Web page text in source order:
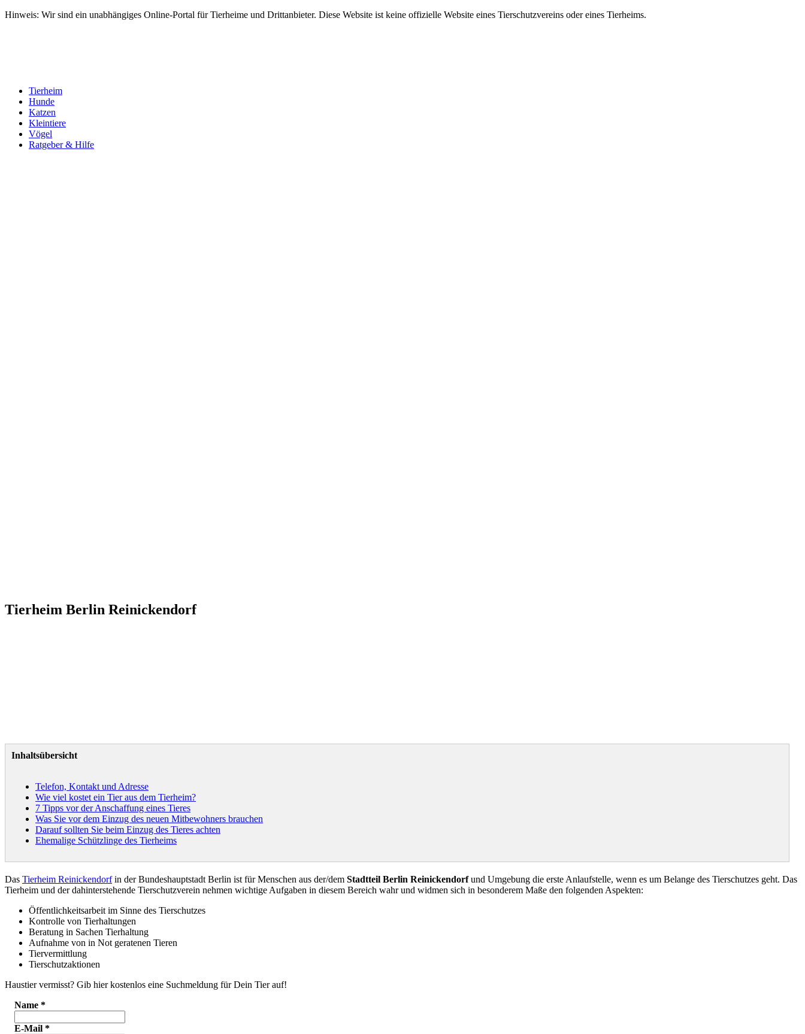
Hinweis: Wir sind ein unabhängiges Online-Portal für Tierheime und Drittanbieter. Diese Website ist keine offizielle Website eines Tierschutzvereins oder eines Tierheims.
Tierheim
Hunde
Katzen
Kleintiere
Vögel
Ratgeber & Hilfe
Tierheim Berlin Reinickendorf
Inhaltsübersicht
Telefon, Kontakt und Adresse
Wie viel kostet ein Tier aus dem Tierheim?
7 Tipps vor der Anschaffung eines Tieres
Was Sie vor dem Einzug des neuen Mitbewohners brauchen
Darauf sollten Sie beim Einzug des Tieres achten
Ehemalige Schützlinge des Tierheims
Das Tierheim Reinickendorfin der Bundeshauptstadt Berlin ist für Menschen aus der/dem Stadtteil Berlin Reinickendorfund Umgebung die erste Anlaufstelle, wenn es um Belange des Tierschutzes geht. Das
Tierheim und der dahinterstehende Tierschutzverein nehmen wichtige Aufgaben in diesem Bereich wahr und widmen sich in besonderem Maße den folgenden Aspekten:
Öffentlichkeitsarbeit im Sinne des Tierschutzes
Kontrolle von Tierhaltungen
Beratung in Sachen Tierhaltung
Aufnahme von in Not geratenen Tieren
Tiervermittlung
Tierschutzaktionen
Haustier vermisst? Gib hier kostenlos eine Suchmeldung für Dein Tier auf!
Name *
E-Mail *